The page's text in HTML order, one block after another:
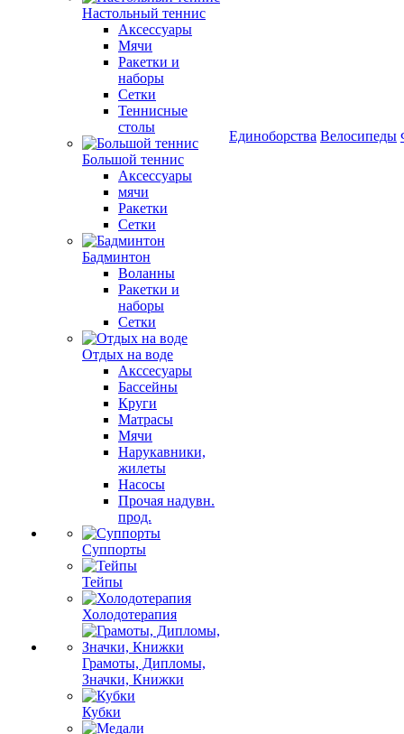
Настольный теннис
Аксессуары
Мячи
Ракетки и
наборы
Сетки
Теннисные
столы
Большой теннис
Аксессуары
мячи
Ракетки
Сетки
Бадминтон
Воланны
Ракетки и
наборы
Сетки
Отдых на воде
Акссесуары
Бассейны
Круги
Матрасы
Мячи
Нарукавники,
жилеты
Насосы
Прочая надувн.
прод.
Суппорты
Тейпы
Холодотерапия
Грамоты, Дипломы,
Значки, Книжки
Кубки
Единоборства Велосипеды